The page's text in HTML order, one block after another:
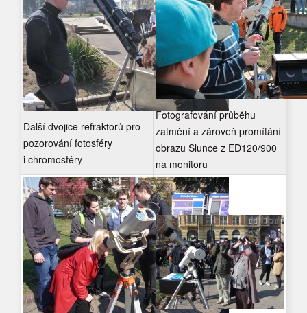
Další dvojice refraktorů pro
pozorování fotosféry
i chromosféry
Fotografování průběhu
zatmění a zároveň promítání
obrazu Slunce z ED120/900
na monitoru